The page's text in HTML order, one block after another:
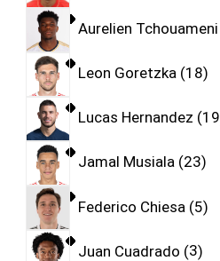
Aurelien Tchouameni
Leon Goretzka 18
Lucas Hernandez 19
Jamal Musiala 23
Federico Chiesa 5
Juan Cuadrado 3